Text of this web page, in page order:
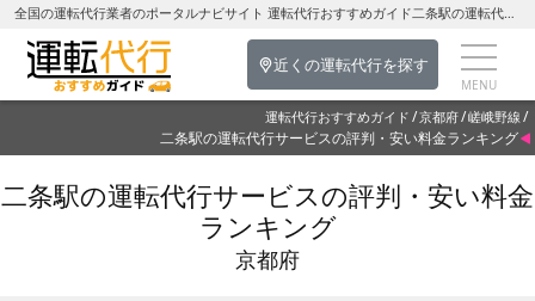
全国の運転代行業者のポータルナビサイト 運転代行おすすめガイド二条駅の運転代行を探す-京都府の運転代行
近くの運転代行を探す
運転代行おすすめガイド 京都府 嵯峨野線
二条駅の運転代行サービスの評判・安い料金ランキング
二条駅の運転代行サービスの評判・安い料金
ランキング
京都府